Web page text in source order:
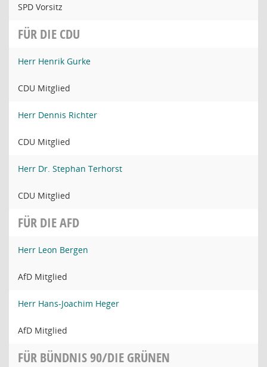
SPD Vorsitz
FÜR DIE CDU
Herr Henrik Gurke
CDU Mitglied
Herr Dennis Richter
CDU Mitglied
Herr Dr. Stephan Terhorst
CDU Mitglied
FÜR DIE AFD
Herr Leon Bergen
AfD Mitglied
Herr Hans-Joachim Heger
AfD Mitglied
FÜR BÜNDNIS 90/DIE GRÜNEN